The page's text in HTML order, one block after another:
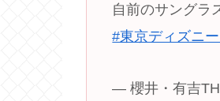
自前のサング
#東京ディズニ
— 櫻井・有吉